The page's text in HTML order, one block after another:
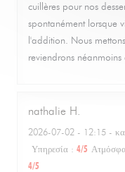
cuillères pour nos
spontanément lorsque
l'addition. Nous
reviendrons
nathalie H
2026-07-02 - 12:15 -
Υπηρεσία : 4/5
4/5